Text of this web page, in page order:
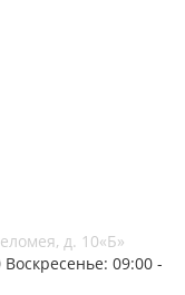
д. 10«Б»
Воскресенье: 09:00 -